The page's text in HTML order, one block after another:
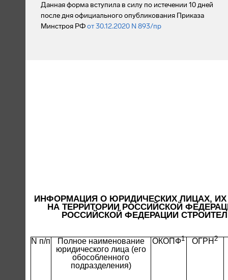
Данная форма вступила в силу по истечении 10 дней
после дня официального опубликования Приказа
Минстроя РФот 30.12.2020 N 893/пр
ИНФОРМАЦИЯ О ЮРИДИЧЕСКИХ ЛИЦАХ,
НА ТЕРРИТОРИИ РОССИЙСКОЙ
РОССИЙСКОЙ ФЕДЕРАЦИИ
N п/п
Полное наименование
юридического лица (его
обособленного
подразделения)
ОКОПФ1 ОГРН 2